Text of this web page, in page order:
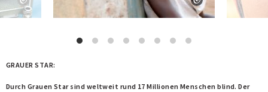
GRAUER STAR:
Durch Grauen Star sind weltweit rund 17 Millionen Menschen blind. Der